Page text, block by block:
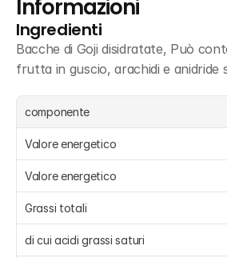
Informazioni
Ingredienti
Bacche di Goji disidratate, Può
frutta in guscio, arachidi e anidride
componente
Valore energetico
Valore energetico
Grassi totali
di cui acidi grassi saturi